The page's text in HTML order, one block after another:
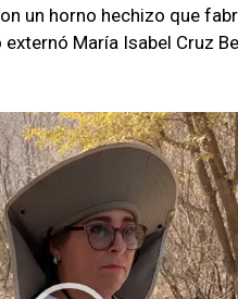
un horno hechizo que
María Isabel Cruz